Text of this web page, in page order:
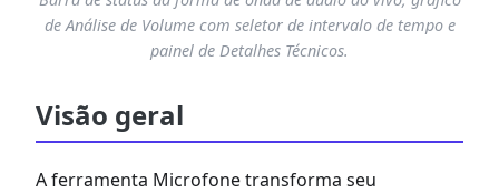
de Análise de Volume com seletor de intervalo de tempo e
painel de Detalhes Técnicos.
Visão geral
A ferramenta Microfone transforma seu